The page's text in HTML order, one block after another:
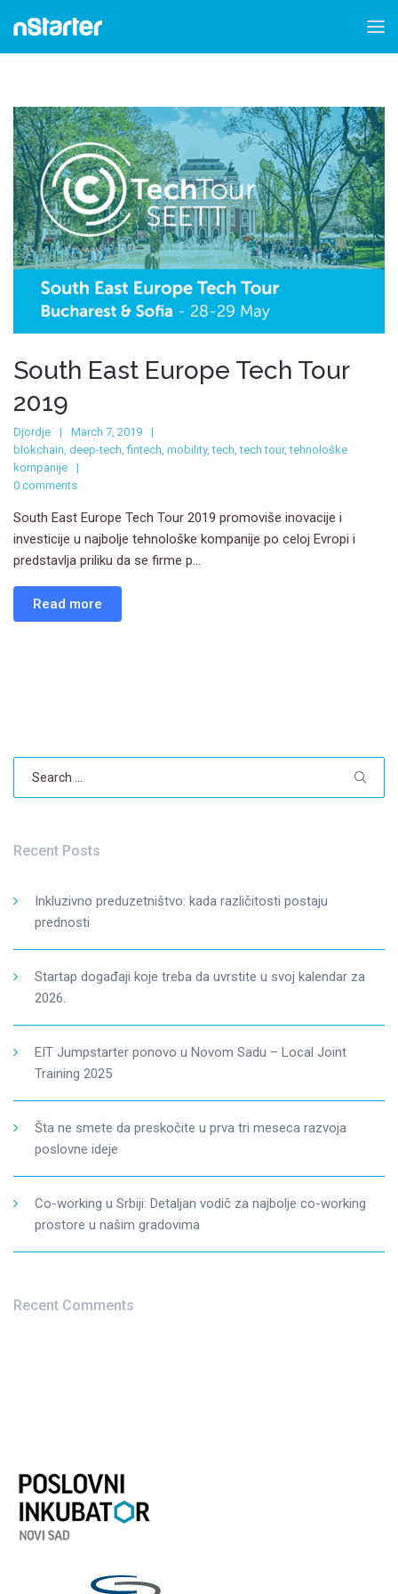
South East Europe Tech Tour
2019
Djordje
March 7, 2019
blokchain deep-tech ,fintech mobility,tech ,tech tour,tehnološke
kompanije
0 comments
South East Europe Tech Tour 2019 promoviše inovacije i
investicije u najbolje tehnološke kompanije po celoj Evropi i
predstavlja priliku da se firme p...
Read more
Recent Posts
Inkluzivno preduzetništvo: kada različitosti postaju
prednosti
Startap događaji koje treba da uvrstite u svoj kalendar za
2026.
EIT Jumpstarter ponovo u Novom Sadu – Local Joint
Training 2025
Šta ne smete da preskočite u prva tri meseca razvoja
poslovne ideje
Co-working u Srbiji: Detaljan vodič za najbolje co-working
prostore u našim gradovima
Recent Comments